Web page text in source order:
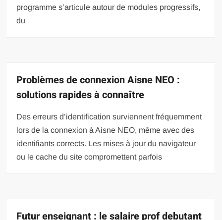
programme s’articule autour de modules progressifs,
du
Problèmes de connexion Aisne NEO :
solutions rapides à connaître
Des erreurs d’identification surviennent fréquemment
lors de la connexion à Aisne NEO, même avec des
identifiants corrects. Les mises à jour du navigateur
ou le cache du site compromettent parfois
Futur enseignant : le salaire prof debutant